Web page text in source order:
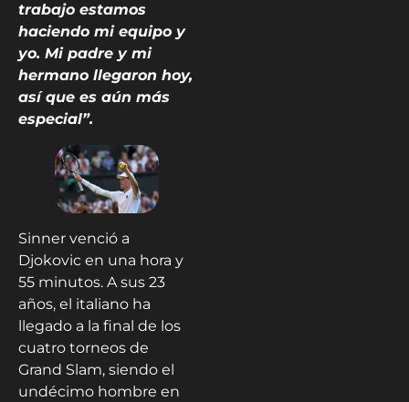
trabajo estamos
haciendo mi equipo y
yo. Mi padre y mi
hermano llegaron hoy,
así que es aún más
especial”.
Sinner venció a
Djokovic en una hora y
55 minutos. A sus 23
años, el italiano ha
llegado a la final de los
cuatro torneos de
Grand Slam, siendo el
undécimo hombre en